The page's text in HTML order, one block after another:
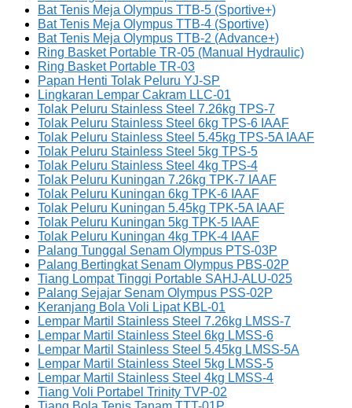
Bat Tenis Meja Olympus TTB-5 (Sportive+)
Bat Tenis Meja Olympus TTB-4 (Sportive)
Bat Tenis Meja Olympus TTB-2 (Advance+)
Ring Basket Portable TR-05 (Manual Hydraulic)
Ring Basket Portable TR-03
Papan Henti Tolak Peluru YJ-SP
Lingkaran Lempar Cakram LLC-01
Tolak Peluru Stainless Steel 7.26kg TPS-7
Tolak Peluru Stainless Steel 6kg TPS-6 IAAF
Tolak Peluru Stainless Steel 5.45kg TPS-5A IAAF
Tolak Peluru Stainless Steel 5kg TPS-5
Tolak Peluru Stainless Steel 4kg TPS-4
Tolak Peluru Kuningan 7.26kg TPK-7 IAAF
Tolak Peluru Kuningan 6kg TPK-6 IAAF
Tolak Peluru Kuningan 5.45kg TPK-5A IAAF
Tolak Peluru Kuningan 5kg TPK-5 IAAF
Tolak Peluru Kuningan 4kg TPK-4 IAAF
Palang Tunggal Senam Olympus PTS-03P
Palang Bertingkat Senam Olympus PBS-02P
Tiang Lompat Tinggi Portable SAHJ-ALU-025
Palang Sejajar Senam Olympus PSS-02P
Keranjang Bola Voli Lipat KBL-01
Lempar Martil Stainless Steel 7.26kg LMSS-7
Lempar Martil Stainless Steel 6kg LMSS-6
Lempar Martil Stainless Steel 5.45kg LMSS-5A
Lempar Martil Stainless Steel 5kg LMSS-5
Lempar Martil Stainless Steel 4kg LMSS-4
Tiang Voli Portabel Trinity TVP-02